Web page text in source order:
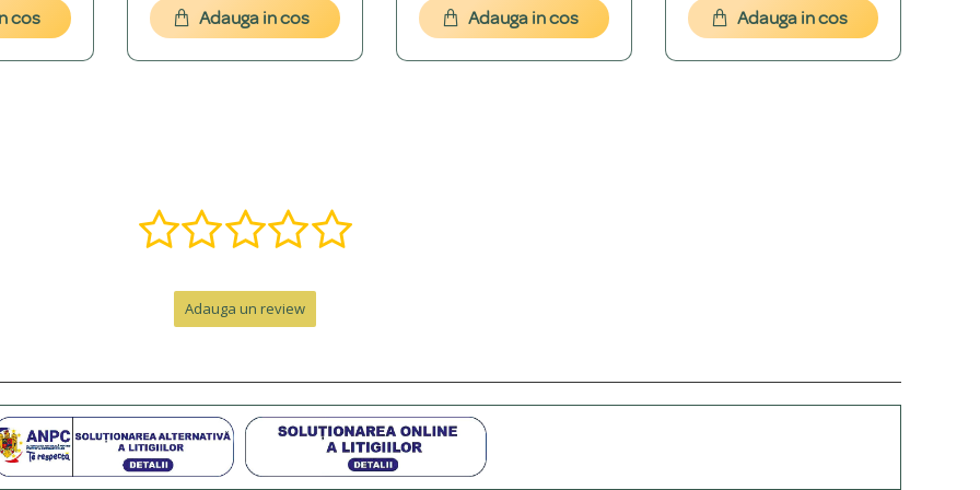
font dorești. Îți vom oferi o simulare grafică gratuită pentru a ne asigura că este exact ce îți dorești înainte de a produce bijuteria.
+
la care se adaugă timpul de livrare.
Pentru un cadou memorabil, poți adăuga o cutie premium cu felicitare, disponibilă ca opțiune direct în pagina produsului.
cos Adauga in cos Adauga in cos Adauga in cos
Adauga un review